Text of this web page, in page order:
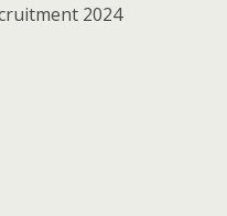
2024